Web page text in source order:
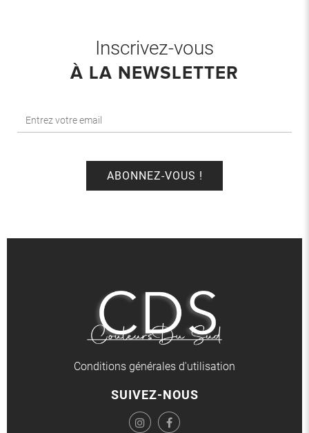
Inscrivez-vous
À LA NEWSLETTER
Conditions générales d'utilisation
SUIVEZ-NOUS